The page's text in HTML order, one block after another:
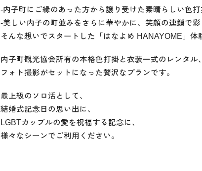
-内子町にご縁のあった方から譲り受けた素晴らしい色
-美しい内子の町並みをさらに華やかに、笑顔の連鎖で彩
そんな想いでスタートした「はなよめ HANAYOME」体
内子町観光協会所有の本格色打掛と衣装一式のレンタ
フォト撮影がセットになった贅沢なプランです。
最上級のソロ活として、
結婚式記念日の思い出に、
LGBTカップルの愛を祝福する記念に、
様々なシーンでご利用ください。